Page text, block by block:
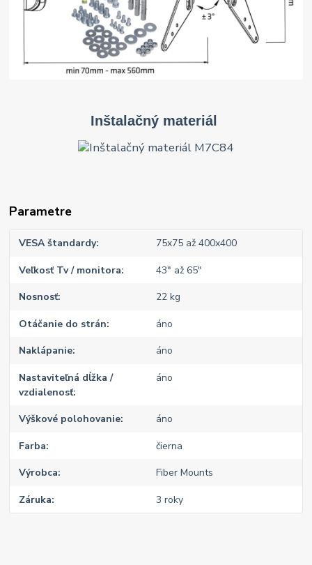
Inštalačný materiál
Parametre
VESA štandardy 75x75 až 400x400
Veľkosť Tv / monitora 43" až 65"
Nosnosť 22 kg
Otáčanie do strán áno
Naklápanie áno
Nastaviteľná dĺžka /
vzdialenosť
áno
Výškové polohovanie áno
Farba čierna
Výrobca Fiber Mounts
Záruka 3 roky